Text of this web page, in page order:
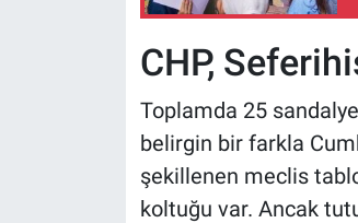
CHP,
Toplamda 25
belirgin bir farkla
şekillenen meclis
koltuğu var. Ancak